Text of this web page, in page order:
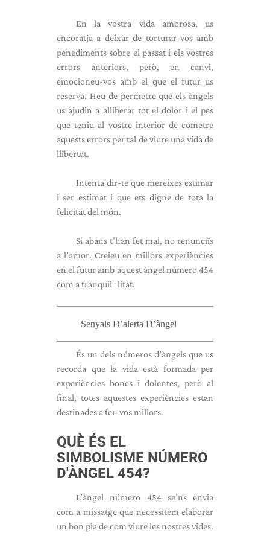
En la vostra vida amorosa, us
encoratja a deixar de torturar-vos amb
penediments sobre el passat i els vostres
errors anteriors, però, en canvi,
emocioneu-vos amb el que el futur us
reserva. Heu de permetre que els àngels
us ajudin a alliberar tot el dolor i el pes
que teniu al vostre interior de cometre
aquests errors per tal de viure una vida de
llibertat.
Intenta dir-te que mereixes estimar
i ser estimat i que ets digne de tota la
felicitat del món.
Si abans t’han fet mal, no renunciïs
a l’amor. Creieu en millors experiències
en el futur amb aquest àngel número 454
com a tranquil·litat.
Senyals D’alerta D’àngel
És un dels números d’àngels que us
recorda que la vida està formada per
experiències bones i dolentes, però al
final, totes aquestes experiències estan
destinades a fer-vos millors.
QUÈ ÉS EL
SIMBOLISME NÚMERO
D'ÀNGEL 454?
L’àngel número 454 se’ns envia
com a missatge que necessitem elaborar
un bon pla de com viure les nostres vides.